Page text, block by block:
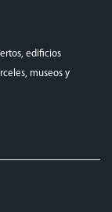
edificios
museos y